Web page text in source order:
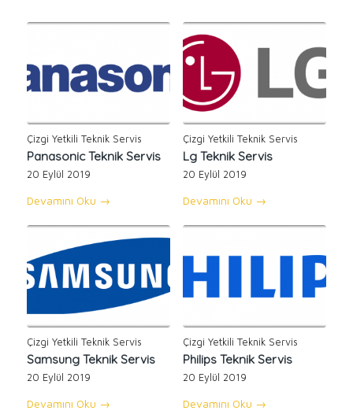
Çizgi Yetkili Teknik Servis
Panasonic Teknik Servis
20 Eylül 2019
Devamını Oku →
Çizgi Yetkili Teknik Servis
Lg Teknik Servis
20 Eylül 2019
Devamını Oku →
Çizgi Yetkili Teknik Servis
Samsung Teknik Servis
20 Eylül 2019
Devamını Oku →
Çizgi Yetkili Teknik Servis
Philips Teknik Servis
20 Eylül 2019
Devamını Oku →